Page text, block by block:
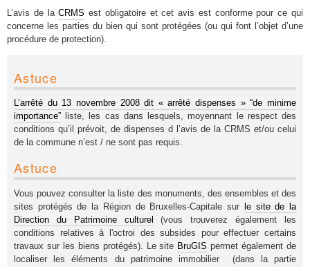
L’avis de laCRMS est obligatoire et cet avis est conforme pour ce qui
concerne les parties du bien qui sont protégées (ou qui font l’objet d’une
procédure de protection).
Astuce
L’arrêté du 13 novembre 2008 dit « arrêté dispenses » “de minime
importance”
liste, les cas dans lesquels, moyennant le respect des
conditions qu’il prévoit, de dispenses d l’avis de la CRMS et/ou celui
de la commune n’est / ne sont pas requis.
Astuce
Vous pouvez consulter la liste des monuments, des ensembles et des
sites protégés de la Région de Bruxelles-Capitale sur
le site de la
Direction du Patrimoine culturel
(vous trouverez également les
conditions relatives à l'octroi des subsides pour effectuer certains
travaux sur les biens protégés). Le site BruGIS permet également de
localiser les éléments du patrimoine immobilier (dans la partie